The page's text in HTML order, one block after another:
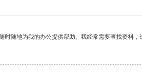
时随地为我的办公提供帮助。我经常需要查找资料